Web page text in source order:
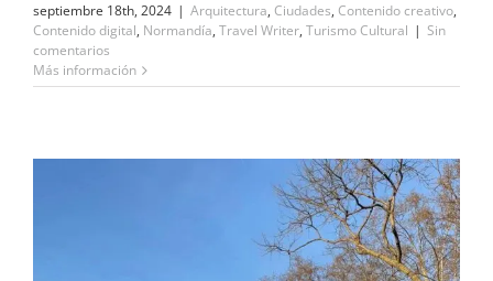
septiembre 18th, 2024 | Arquitectura, Ciudades, Contenido creativo,
Contenido digital, Normandía, Travel Writer, Turismo Cultural | Sin
comentarios
Más información